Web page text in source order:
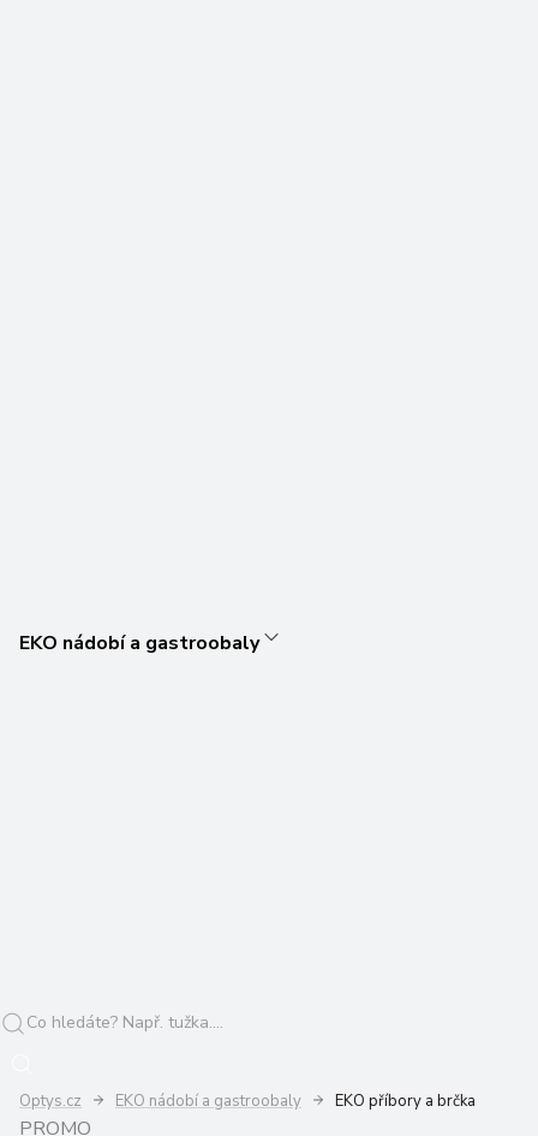
EKO nádobí a gastroobaly
Optys.cz EKO nádobí a gastroobaly EKO příbory a brčka
PROMO